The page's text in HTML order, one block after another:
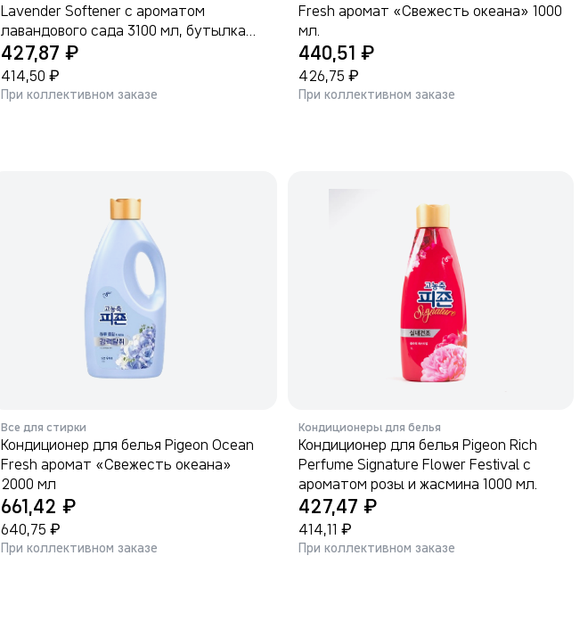
Lavender Softener с ароматом
лавандового сада 3100 мл, бутылка
1/4
427,87₽
414,50₽
При коллективном заказе
Fresh аромат «Свежесть океана» 1000
мл.
440,51 ₽
426,75 ₽
При коллективном заказе
Все для стирки
Кондиционер для белья Pigeon Ocean
Fresh аромат «Свежесть океана»
2000 мл
661,42₽
640,75₽
При коллективном заказе
Кондиционеры для белья
Кондиционер для белья Pigeon Rich
Perfume Signature Flower Festival с
ароматом розы и жасмина 1000 мл.
427,47 ₽
414,11 ₽
При коллективном заказе